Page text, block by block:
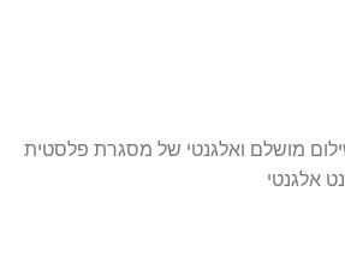
מושלם ואלגנטי של מסגרת פלסטית
אלגנטי